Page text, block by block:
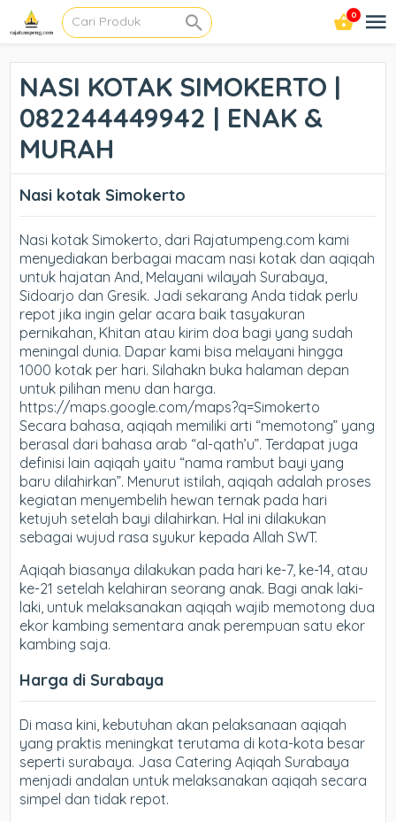
0
NASI KOTAK SIMOKERTO |
082244449942 | ENAK &
MURAH
Nasi kotak Simokerto
Nasi kotak Simokerto, dari Rajatumpeng.com kami
menyediakan berbagai macam nasi kotak dan aqiqah
untuk hajatan And, Melayani wilayah Surabaya,
Sidoarjo dan Gresik. Jadi sekarang Anda tidak perlu
repot jika ingin gelar acara baik tasyakuran
pernikahan, Khitan atau kirim doa bagi yang sudah
meningal dunia. Dapar kami bisa melayani hingga
1000 kotak per hari. Silahakn buka halaman depan
untuk pilihan menu dan harga.
https://maps.google.com/maps?q=Simokerto
Secara bahasa, aqiqah memiliki arti “memotong” yang
berasal dari bahasa arab “al-qath’u”. Terdapat juga
definisi lain aqiqah yaitu “nama rambut bayi yang
baru dilahirkan”. Menurut istilah, aqiqah adalah proses
kegiatan menyembelih hewan ternak pada hari
ketujuh setelah bayi dilahirkan. Hal ini dilakukan
sebagai wujud rasa syukur kepada Allah SWT.
Aqiqah biasanya dilakukan pada hari ke-7, ke-14, atau
ke-21 setelah kelahiran seorang anak. Bagi anak laki-
laki, untuk melaksanakan aqiqah wajib memotong dua
ekor kambing sementara anak perempuan satu ekor
kambing saja.
Harga di Surabaya
Di masa kini, kebutuhan akan pelaksanaan aqiqah
yang praktis meningkat terutama di kota-kota besar
seperti surabaya. Jasa Catering Aqiqah Surabaya
menjadi andalan untuk melaksanakan aqiqah secara
simpel dan tidak repot.